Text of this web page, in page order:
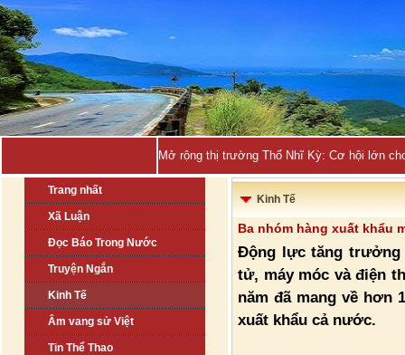
Mở rộng thị trường Thổ Nhĩ Kỳ: Cơ hội lớn
Trang nhất
Xã Luận
Đọc Báo Trong Nước
Truyện Ngắn
Kinh Tế
Âm vang sử Việt
Tin Thể Thao
Kinh Tế
Ba nhóm hàng xuất khẩu
Động lực tăng trưởng
tử, máy móc và điện
năm đã mang về hơn
xuất khẩu cả nước.